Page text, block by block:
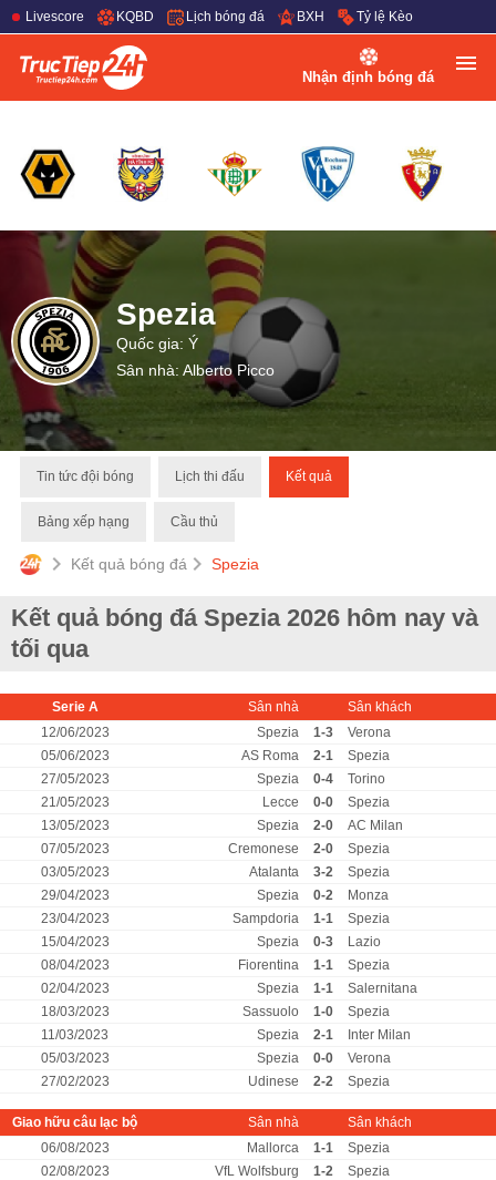
Livescore KQBD Lịch bóng đá BXH Tỷ lệ Kèo
Nhận định bóng đá
Spezia
Quốc gia: Ý
Sân nhà: Alberto Picco
Tin tức đội bóng Lịch thi đấu Kết quả
Bảng xếp hạng Cầu thủ
Kết quả bóng đá Spezia
Kết quả bóng đá Spezia 2026 hôm nay và
tối qua
Serie A Sân nhà
Sân khách
12/06/2023
Spezia 1-3
Verona
05/06/2023
AS Roma 2-1
Spezia
27/05/2023
Spezia 0-4
Torino
21/05/2023
Lecce 0-0
Spezia
13/05/2023
Spezia 2-0
AC Milan
07/05/2023
Cremonese 2-0
Spezia
03/05/2023
Atalanta 3-2
Spezia
29/04/2023
Spezia 0-2
Monza
23/04/2023
Sampdoria 1-1
Spezia
15/04/2023
Spezia 0-3
Lazio
08/04/2023
Fiorentina 1-1
Spezia
02/04/2023
Spezia 1-1
Salernitana
18/03/2023
Sassuolo 1-0
Spezia
11/03/2023
Spezia 2-1
Inter Milan
05/03/2023
Spezia 0-0
Verona
27/02/2023
Udinese 2-2 Spezia
Giao hữu câu lạc bộ Sân nhà
Sân khách
06/08/2023
Mallorca 1-1
Spezia
02/08/2023
VfL Wolfsburg 1-2
Spezia